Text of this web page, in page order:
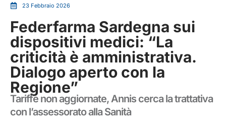
23 Febbraio 2026
Federfarma Sardegna sui
dispositivi medici: “La
criticità è amministrativa.
Dialogo aperto con la
Regione”
Tariffe non aggiornate, Annis cerca la trattativa
con l’assessorato alla Sanità